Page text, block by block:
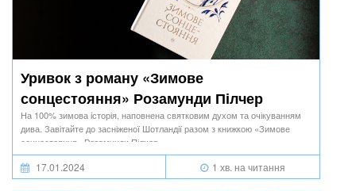
Уривок з роману «Зимове
сонцестояння» Розамунди Пілчер
На 100% зимова історія, наповнена святковим духом та очікуванням
дива. Завітайте до засніженої Шотландії разом з книжкою «Зимове
сонцестояння» Розамунди Пілчер.
17.01.2024 1 хв. на читання